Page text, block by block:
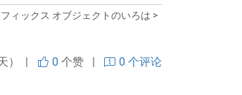
ィックス オブジェクトのいろは >
） | 0 个赞 | 0 个评论